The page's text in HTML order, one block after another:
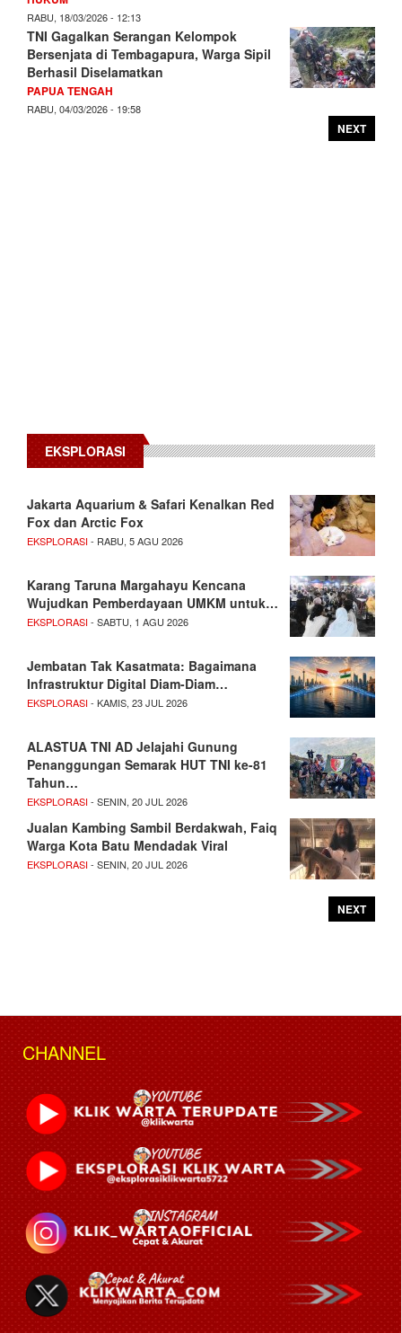
RABU, 18/03/2026 - 12:13
TNI Gagalkan Serangan Kelompok
Bersenjata di Tembagapura, Warga Sipil
Berhasil Diselamatkan
PAPUA TENGAH
RABU, 04/03/2026 - 19:58
NEXT
EKSPLORASI
Jakarta Aquarium & Safari Kenalkan Red
Fox dan Arctic Fox
EKSPLORASI- RABU, 5 AGU 2026
Karang Taruna Margahayu Kencana
Wujudkan Pemberdayaan UMKM untuk…
EKSPLORASI- SABTU, 1 AGU 2026
Jembatan Tak Kasatmata: Bagaimana
Infrastruktur Digital Diam-Diam…
EKSPLORASI- KAMIS, 23 JUL 2026
ALASTUA TNI AD Jelajahi Gunung
Penanggungan Semarak HUT TNI ke-81
Tahun…
EKSPLORASI- SENIN, 20 JUL 2026
Jualan Kambing Sambil Berdakwah, Faiq
Warga Kota Batu Mendadak Viral
EKSPLORASI- SENIN, 20 JUL 2026
NEXT
CHANNEL